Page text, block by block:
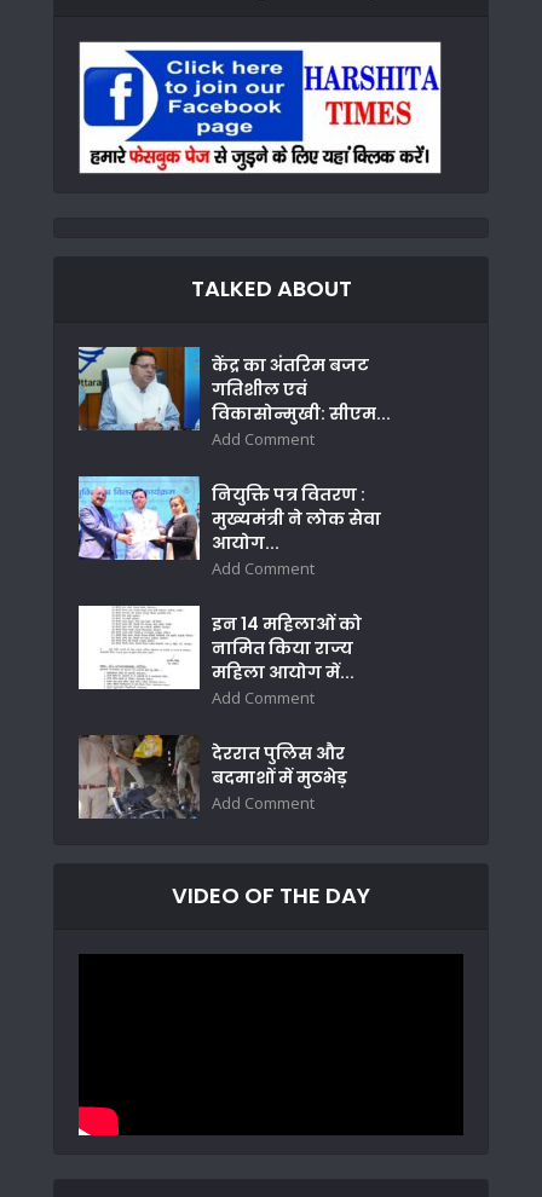
TALKED ABOUT
केंद्र का अंतरिम बजट
गतिशील एवं
विकासोन्मुखी: सीएम...
Add Comment
नियुक्ति पत्र वितरण :
मुख्यमंत्री ने लोक सेवा
आयोग...
Add Comment
इन 14 महिलाओं को
नामित किया राज्य
महिला आयोग में...
Add Comment
देररात पुलिस और
बदमाशों में मुठभेड़
Add Comment
VIDEO OF THE DAY